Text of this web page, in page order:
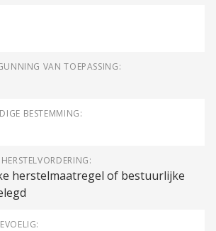
VAN TOEPASSING:
BESTEMMING:
herstelmaatregel of bestuurlijke